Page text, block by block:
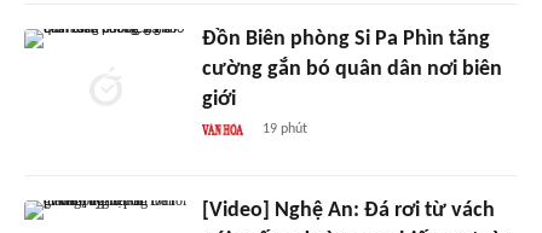
Đồn Biên phòng Si Pa Phìn tăng
cường gắn bó quân dân nơi biên
giới
19 phút
[Video] Nghệ An: Đá rơi từ vách